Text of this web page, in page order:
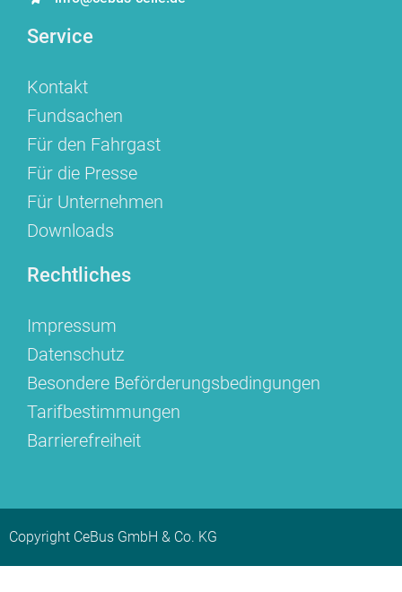
Service
Kontakt
Fundsachen
Für den Fahrgast
Für die Presse
Für Unternehmen
Downloads
Rechtliches
Impressum
Datenschutz
Besondere Beförderungsbedingungen
Tarifbestimmungen
Barrierefreiheit
Copyright CeBus GmbH & Co. KG